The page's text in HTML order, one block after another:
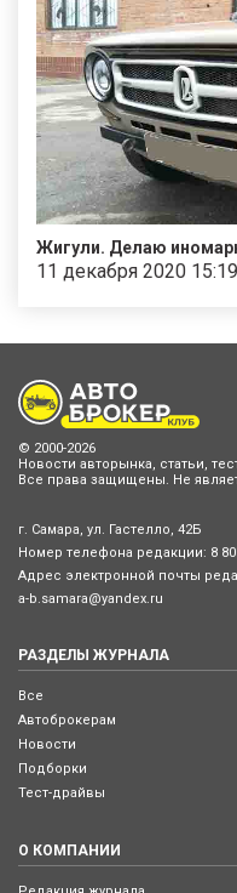
Жигули. Делаю
11 декабря 2020 15:19
© 2000-2026
Новости авторынка, статьи,
Все права защищены. Не
г. Самара, ул. Гастелло, 42Б
Номер телефона редакции: 8
Адрес электронной почты
a-b.samara@yandex.ru
РАЗДЕЛЫ ЖУРНАЛА
Все
Автоброкерам
Новости
Подборки
Тест-драйвы
О КОМПАНИИ